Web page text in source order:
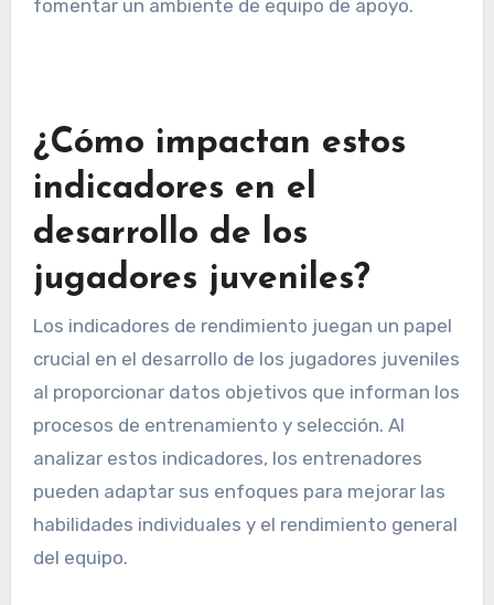
fomentar un ambiente de equipo de apoyo.
¿Cómo impactan estos
indicadores en el
desarrollo de los
jugadores juveniles?
Los indicadores de rendimiento juegan un papel
crucial en el desarrollo de los jugadores juveniles